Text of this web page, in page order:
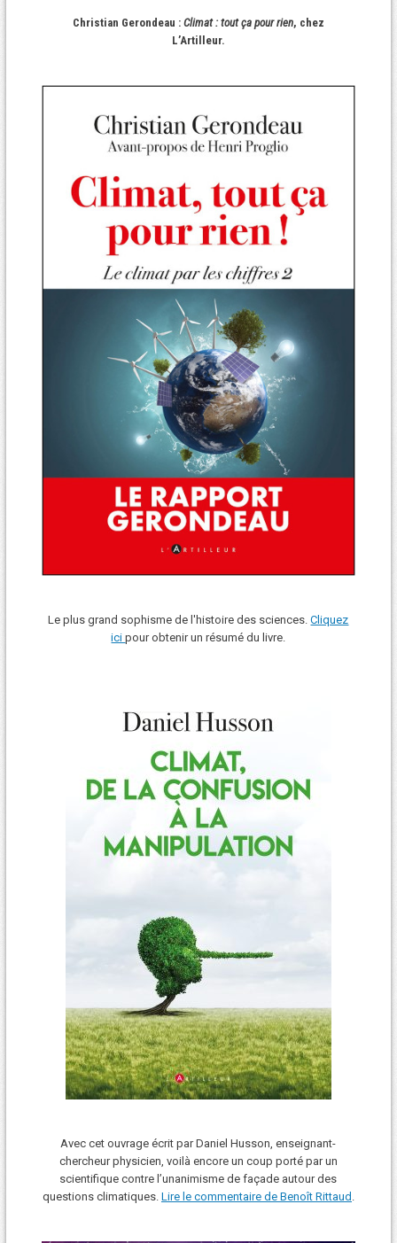
Christian Gerondeau : Climat : tout ça pour rien, chez
L’Artilleur.
Le plus grand sophisme de l'histoire des sciences.Cliquez
icipour obtenir un résumé du livre.
Avec cet ouvrage écrit par Daniel Husson, enseignant-
chercheur physicien, voilà encore un coup porté par un
scientifique contre l’unanimisme de façade autour des
questions climatiques. Lire le commentaire de Benoît Rittaud .